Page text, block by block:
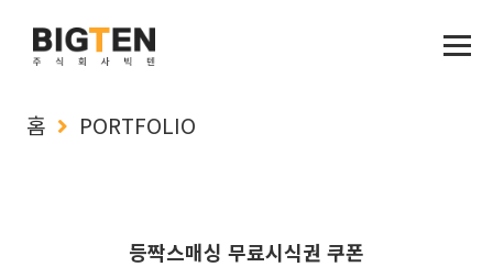
홈 PORTFOLIO
등짝스매싱 무료시식권 쿠폰